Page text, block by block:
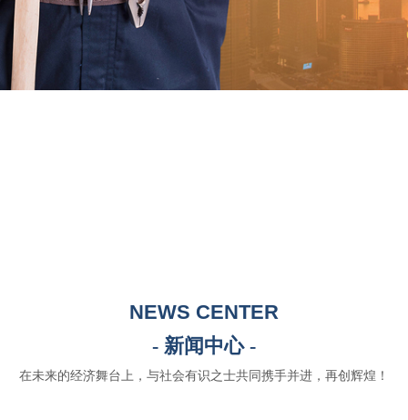
NEWS CENTER
- 新闻中心 -
在未来的经济舞台上，与社会有识之士共同携手并进，再创辉煌！